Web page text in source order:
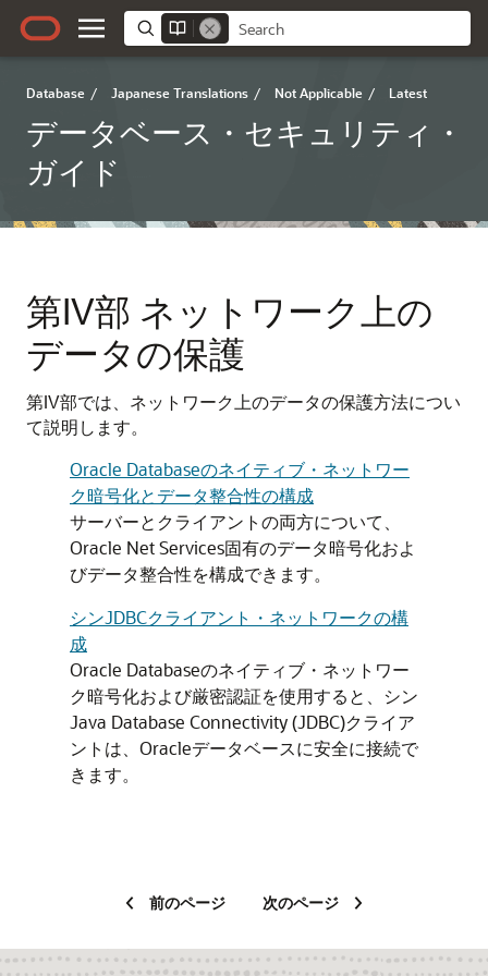
Database / Japanese Translations / Not Applicable / Latest
データベース・セキュリティ・
ガイド
第IV部 ネットワーク上の
データの保護
第IV部では、ネットワーク上のデータの保護方法につい
て説明します。
Oracle Databaseのネイティブ・ネットワー
ク暗号化とデータ整合性の構成
サーバーとクライアントの両方について、
Oracle Net Services固有のデータ暗号化およ
びデータ整合性を構成できます。
シンJDBCクライアント・ネットワークの構
成
Oracle Databaseのネイティブ・ネットワー
ク暗号化および厳密認証を使用すると、シン
Java Database Connectivity (JDBC)クライア
ントは、Oracleデータベースに安全に接続で
きます。
前のページ 次のページ